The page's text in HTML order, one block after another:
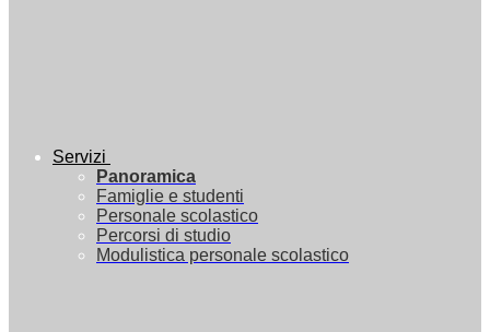
Servizi
Panoramica
Famiglie e studenti
Personale scolastico
Percorsi di studio
Modulistica personale scolastico